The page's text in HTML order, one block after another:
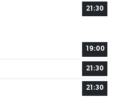
21:30
19:00
21:30
21:30